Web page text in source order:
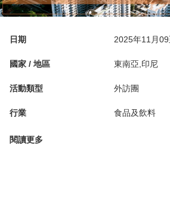
日期 2025年11月09
國家 / 地區 東南亞,印尼
活動類型 外訪團
行業 食品及飲料
閱讀更多